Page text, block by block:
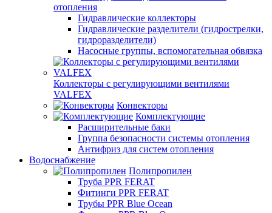
отопления
Гидравлические коллекторы
Гидравлические разделители (гидрострелки,
гидроразделители)
Насосные группы, вспомогательная обвязка
Коллекторы с регулирующими вентилями
VALFEX
Конвекторы
Комплектующие
Расширительные баки
Группа безопасности системы отопления
Антифриз для систем отопления
Водоснабжение
Полипропилен
Труба PPR FERAT
Фитинги PPR FERAT
Трубы PPR Blue Ocean